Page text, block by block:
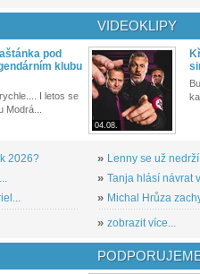
pod
klubu
I letos se
Modrá...
2026?
VIDEOKLIPY
04.08.
» Lenny se už
» Tanja hlásí návrat
» Michal Hrůza
» zobrazit více...